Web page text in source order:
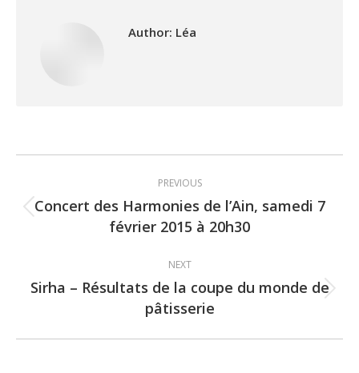
Author: Léa
navigation
PREVIOUS
Previous
post:
Concert des Harmonies de l’Ain, samedi 7
février 2015 à 20h30
NEXT
Next
post:
Sirha – Résultats de la coupe du monde de
pâtisserie